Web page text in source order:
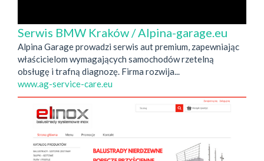
Serwis BMW Kraków / Alpina-garage.eu
Alpina Garage prowadzi serwis aut premium, zapewniając
właścicielom wymagających samochodów rzetelną
obsługę i trafną diagnozę. Firma rozwija...
www.ag-service-care.eu